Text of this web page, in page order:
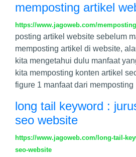
memposting artikel
https://www.jagoweb.com/
posting artikel website sebelum
memposting artikel di website,
kita mengetahui dulu manfaat
kita memposting konten artikel
figure 1 manfaat dari memposting
long tail keyword :
seo website
https://www.jagoweb.com/long-tail-
seo-website